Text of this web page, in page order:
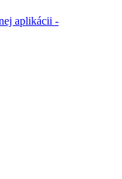
aplikácii -